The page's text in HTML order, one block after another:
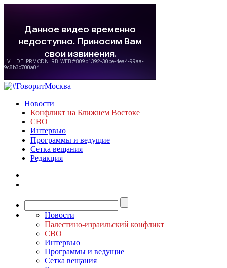
Новости
Конфликт на Ближнем Востоке
СВО
Интервью
Программы и ведущие
Сетка вещания
Редакция
Новости
Палестино-израильский конфликт
СВО
Интервью
Программы и ведущие
Сетка вещания